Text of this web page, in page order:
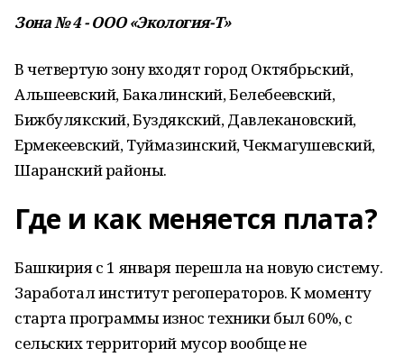
Зона № 4 - ООО «Экология-Т»
В четвертую зону входят город Октябрьский,
Альшеевский, Бакалинский, Белебеевский,
Бижбулякский, Буздякский, Давлекановский,
Ермекеевский, Туймазинский, Чекмагушевский,
Шаранский районы.
Где и как меняется плата?
Башкирия с 1 января перешла на новую систему.
Заработал институт регоператоров. К моменту
старта программы износ техники был 60%, с
сельских территорий мусор вообще не